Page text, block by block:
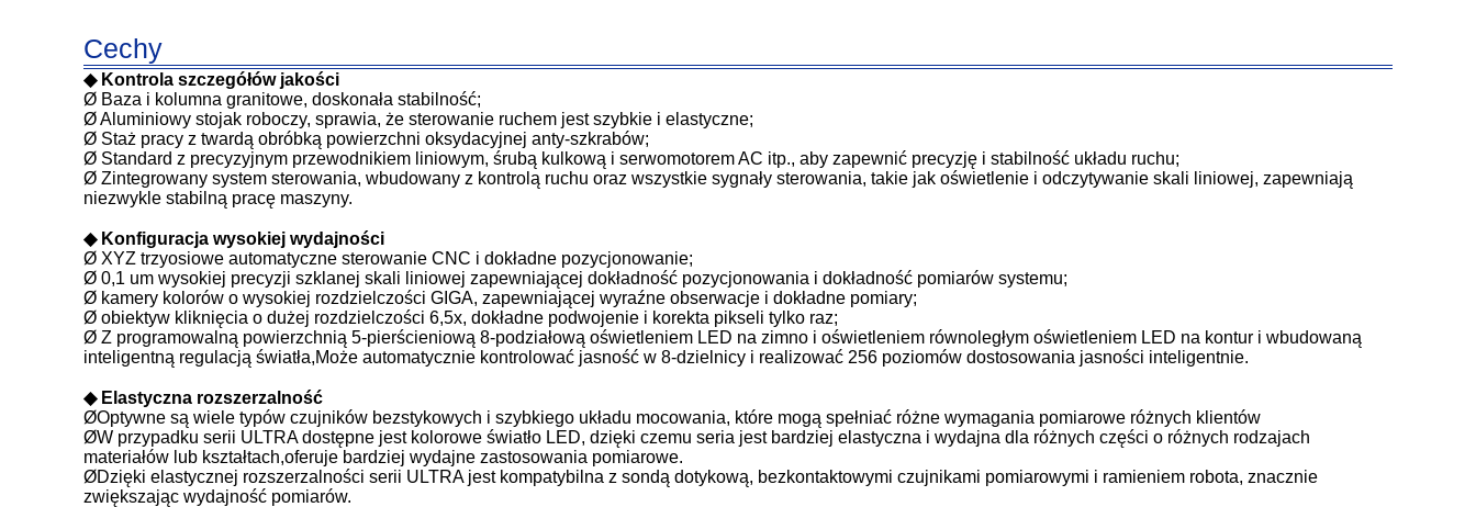
Cechy
◆ Kontrola szczegółów jakości
Ø Baza i kolumna granitowe, doskonała stabilność;
Ø Aluminiowy stojak roboczy, sprawia, że sterowanie ruchem jest szybkie i elastyczne;
Ø Staż pracy z twardą obróbką powierzchni oksydacyjnej anty-szkrabów;
Ø Standard z precyzyjnym przewodnikiem liniowym, śrubą kulkową i serwomotorem AC itp., aby zapewnić precyzję i stabilność układu ruchu;
Ø Zintegrowany system sterowania, wbudowany z kontrolą ruchu oraz wszystkie sygnały sterowania, takie jak oświetlenie i odczytywanie skali liniowej, zapewniają
niezwykle stabilną pracę maszyny.
◆ Konfiguracja wysokiej wydajności
Ø XYZ trzyosiowe automatyczne sterowanie CNC i dokładne pozycjonowanie;
Ø 0,1 um wysokiej precyzji szklanej skali liniowej zapewniającej dokładność pozycjonowania i dokładność pomiarów systemu;
Ø kamery kolorów o wysokiej rozdzielczości GIGA, zapewniającej wyraźne obserwacje i dokładne pomiary;
Ø obiektyw kliknięcia o dużej rozdzielczości 6,5x, dokładne podwojenie i korekta pikseli tylko raz;
Ø Z programowalną powierzchnią 5-pierścieniową 8-podziałową oświetleniem LED na zimno i oświetleniem równoległym oświetleniem LED na kontur i wbudowaną
inteligentną regulacją światła,Może automatycznie kontrolować jasność w 8-dzielnicy i realizować 256 poziomów dostosowania jasności inteligentnie.
◆ Elastyczna rozszerzalność
ØOptywne są wiele typów czujników bezstykowych i szybkiego układu mocowania, które mogą spełniać różne wymagania pomiarowe różnych klientów
ØW przypadku serii ULTRA dostępne jest kolorowe światło LED, dzięki czemu seria jest bardziej elastyczna i wydajna dla różnych części o różnych rodzajach
materiałów lub kształtach,oferuje bardziej wydajne zastosowania pomiarowe.
ØDzięki elastycznej rozszerzalności serii ULTRA jest kompatybilna z sondą dotykową, bezkontaktowymi czujnikami pomiarowymi i ramieniem robota, znacznie
zwiększając wydajność pomiarów.